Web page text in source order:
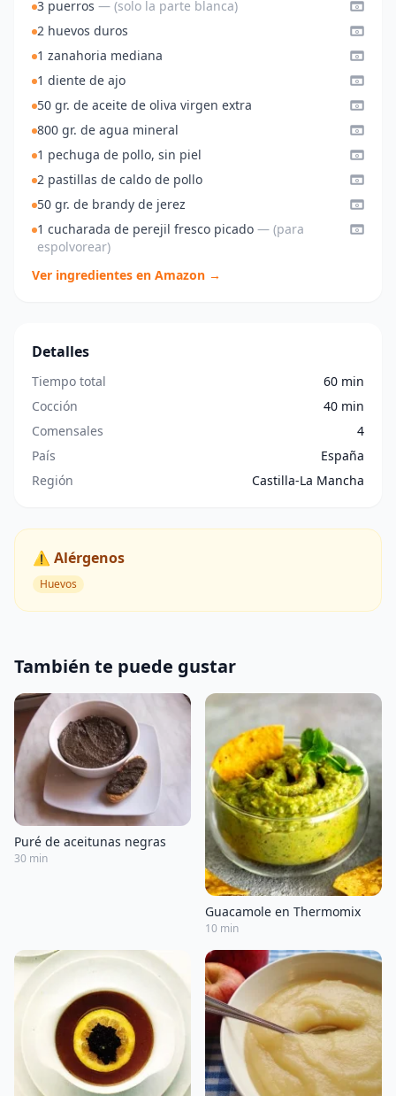
3 puerros — (solo la parte blanca)
2 huevos duros
1 zanahoria mediana
1 diente de ajo
50 gr. de aceite de oliva virgen extra
800 gr. de agua mineral
1 pechuga de pollo, sin piel
2 pastillas de caldo de pollo
50 gr. de brandy de jerez
1 cucharada de perejil fresco picado — (para
espolvorear)
Ver ingredientes en Amazon →
Detalles
Tiempo total
60 min
Cocción
40 min
Comensales
4
País
España
Región
Castilla-La Mancha
⚠️ Alérgenos
Huevos
También te puede gustar
Puré de aceitunas negras
30 min
Guacamole en Thermomix
10 min